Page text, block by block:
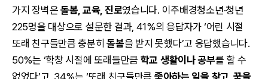
가지 장벽은돌봄, 교육, 진로였습니다. 이주배경청소년·청년
225명을 대상으로 설문한 결과, 41%의 응답자가 ‘어린 시절
또래 친구들만큼 충분히돌봄을 받지 못했다’고 응답했습니다.
50%는 ‘학창 시절에 또래들만큼 학교 생활이나 공부를 할 수
없었다’고, 34%는 ‘또래 친구들만큼 좋아하는 일을 찾고, 꿈을